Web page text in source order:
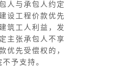
人与承包人约定
设工程价款优先
筑工人利益，发
主张承包人不享
优先受偿权的，
予支持。